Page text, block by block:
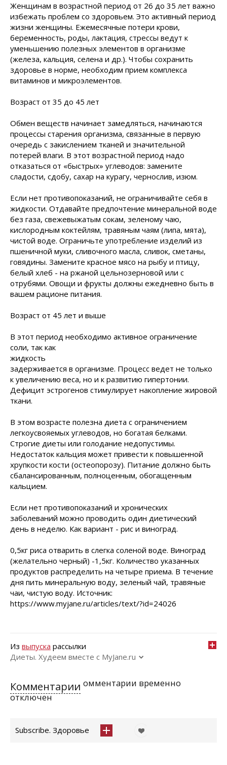
Женщинам в возрастной период от 26 до 35 лет важно
избежать проблем со здоровьем. Это активный период
жизни женщины. Ежемесячные потери крови,
беременность, роды, лактация, стрессы ведут к
уменьшению полезных элементов в организме
(железа, кальция, селена и др.). Чтобы сохранить
здоровье в норме, необходим прием комплекса
витаминов и микроэлементов.
Возраст от 35 до 45 лет
Обмен веществ начинает замедляться, начинаются
процессы старения организма, связанные в первую
очередь с закислением тканей и значительной
потерей влаги. В этот возрастной период надо
отказаться от «быстрых» углеводов: замените
сладости, сдобу, сахар на курагу, чернослив, изюм.
Если нет противопоказаний, не ограничивайте себя в
жидкости. Отдавайте предпочтение минеральной воде
без газа, свежевыжатым сокам, зеленому чаю,
кислородным коктейлям, травяным чаям (липа, мята),
чистой воде. Ограничьте употребление изделий из
пшеничной муки, сливочного масла, сливок, сметаны,
говядины. Замените красное мясо на рыбу и птицу,
белый хлеб - на ржаной цельнозерновой или с
отрубями. Овощи и фрукты должны ежедневно быть в
вашем рационе питания.
Возраст от 45 лет и выше
В этот период необходимо активное ограничение
соли, так как
жидкость
задерживается в организме. Процесс ведет не только
к увеличению веса, но и к развитию гипертонии.
Дефицит эстрогенов стимулирует накопление жировой
ткани.
В этом возрасте полезна диета с ограничением
легкоусвояемых углеводов, но богатая белками.
Строгие диеты или голодание недопустимы.
Недостаток кальция может привести к повышенной
хрупкости кости (остеопорозу). Питание должно быть
сбалансированным, полноценным, обогащенным
кальцием.
Если нет противопоказаний и хронических
заболеваний можно проводить один диетический
день в неделю. Как вариант - рис и виноград.
0,5кг риса отварить в слегка соленой воде. Виноград
(желательно черный) -1,5кг. Количество указанных
продуктов распределить на четыре приема. В течение
дня пить минеральную воду, зеленый чай, травяные
чаи, чистую воду. Источник:
https://www.myjane.ru/articles/text/?id=24026
Из выпуска рассылки
Диеты. Худеем вместе с MyJane.ru
Комментарии омментарии временно
отключен
Subscribe. Здоровье